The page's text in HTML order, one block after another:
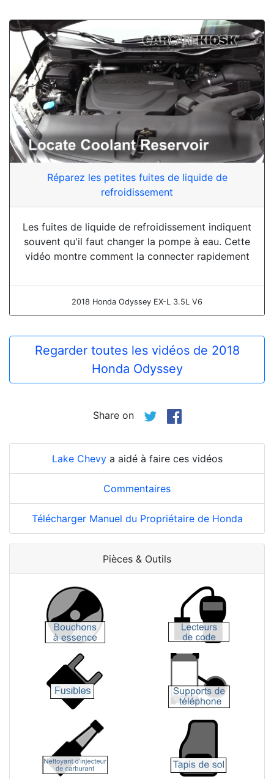
Réparez les petites fuites de liquide de
refroidissement
Les fuites de liquide de refroidissement indiquent
souvent qu'il faut changer la pompe à eau. Cette
vidéo montre comment la connecter rapidement
2018 Honda Odyssey EX-L 3.5L V6
Regarder toutes les vidéos de 2018
Honda Odyssey
Share on
Lake Chevya aidé à faire ces vidéos
Commentaires
Télécharger Manuel du Propriétaire de Honda
Pièces & Outils